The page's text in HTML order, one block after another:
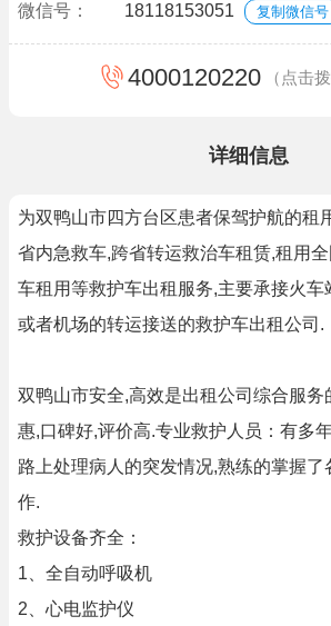
微信号： 18118153051 复制微信号
4000120220 （点击
详细信息
为双鸭山市四方台区患者保驾护航的租
省内急救车,跨省转运救治车租赁,租用
车租用等救护车出租服务,主要承接火车
或者机场的转运接送的救护车出租公司.
双鸭山市安全,高效是出租公司综合服务
惠,口碑好,评价高.专业救护人员：有多
路上处理病人的突发情况,熟练的掌握
作.
救护设备齐全：
1、全自动呼吸机
2、心电监护仪